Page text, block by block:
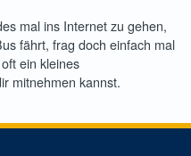
mal ins Internet zu gehen,
fährt, frag doch einfach mal
ein kleines
mitnehmen kannst.